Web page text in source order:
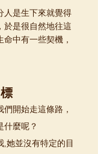
人是生下來就覺得
於是很自然地往這
中有一些契機，
開始走這條路，
什麼呢？
,她並沒有特定的目